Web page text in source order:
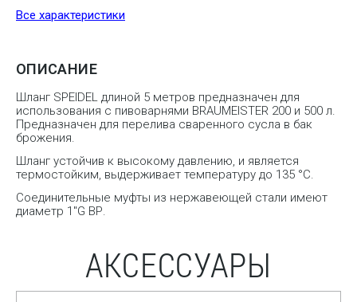
Все характеристики
ОПИСАНИЕ
Шланг SPEIDEL длиной 5 метров предназначен для
использования с пивоварнями BRAUMEISTER 200 и 500 л.
Предназначен для перелива сваренного сусла в бак
брожения.
Шланг устойчив к высокому давлению, и является
термостойким, выдерживает температуру до 135 °С.
Соединительные муфты из нержавеющей стали имеют
диаметр 1″G ВР.
АКСЕССУАРЫ